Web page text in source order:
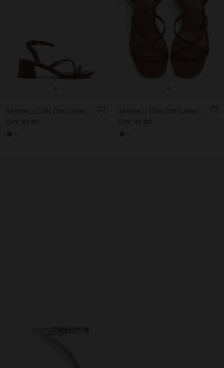
+
SANDALI CON CINTURINI E TACCO LARGO
CHF 49,90
+
SANDALI CON CINTURINI E TACCO LARGO
CHF 49,90